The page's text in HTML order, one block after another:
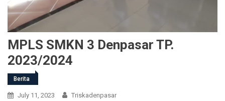
MPLS SMKN 3 Denpasar TP.
2023/2024
Berita
July 11, 2023 Triskadenpasar